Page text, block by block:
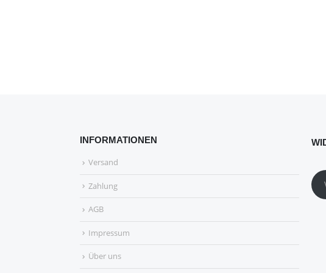
INFORMATIONEN
Versand
Zahlung
AGB
Impressum
Über uns